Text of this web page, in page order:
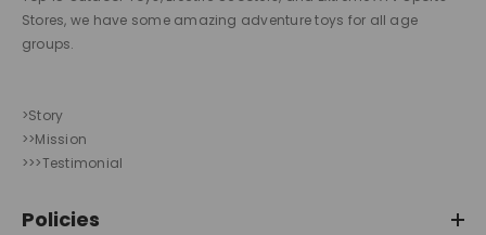
Stores, we have some amazing adventure toys for all age
groups.
>Story
>>Mission
>>>Testimonial
Policies